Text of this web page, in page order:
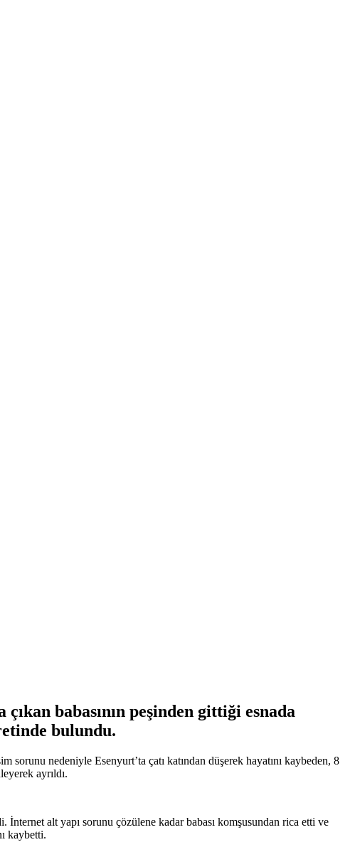
babasının peşinden gittiği esnada
bulundu.
sorunu nedeniyle Esenyurt’ta çatı katından düşerek hayatını kaybeden, 8
ayrıldı.
alt yapı sorunu çözülene kadar babası komşusundan rica etti ve
kaybetti.